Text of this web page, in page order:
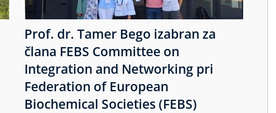
Prof. dr. Tamer Bego izabran za
člana FEBS Committee on
Integration and Networking pri
Federation of European
Biochemical Societies (FEBS)